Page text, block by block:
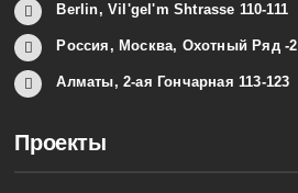
Berlin, Vil'gel'm Shtrasse 110-111
Россия, Москва, Охотный Ряд -2
Алматы, 2-ая Гончарная 113-123
Проекты